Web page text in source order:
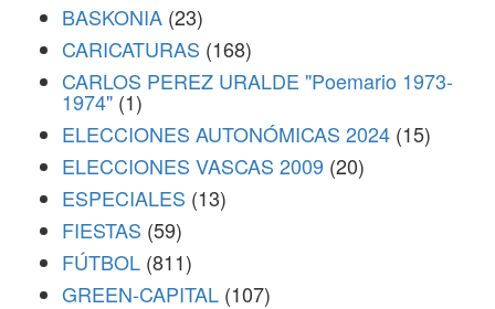
BASKONIA (23)
CARICATURAS (168)
CARLOS PEREZ URALDE "Poemario 1973-
1974" (1)
ELECCIONES AUTONÓMICAS 2024 (15)
ELECCIONES VASCAS 2009 (20)
ESPECIALES (13)
FIESTAS (59)
FÚTBOL (811)
GREEN-CAPITAL (107)